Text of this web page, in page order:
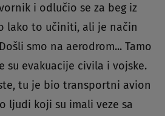
i odlučio se za beg iz
lako to učiniti, ali je način
smo na aerodrom... Tamo
su evakuacije civila i vojske.
tu je bio transportni avion
ljudi koji su imali veze sa